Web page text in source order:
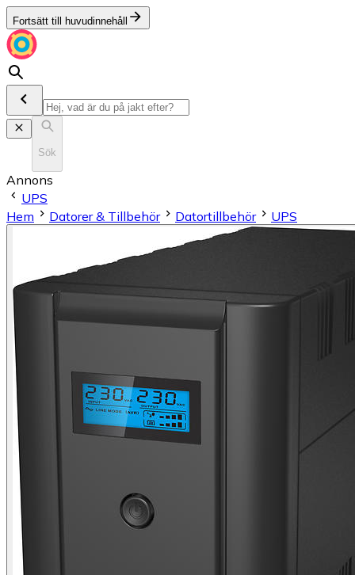
Fortsätt till huvudinnehåll
Sök
Annons
UPS
Hem
Datorer & Tillbehör Datortillbehör UPS